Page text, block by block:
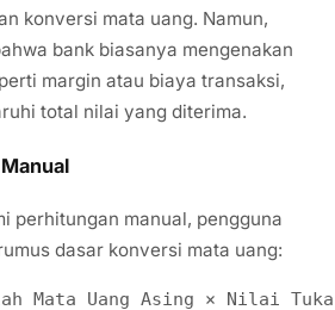
konversi mata uang. Namun,
bank biasanya mengenakan
margin atau biaya transaksi,
total nilai yang diterima.
perhitungan manual, pengguna
dasar konversi mata uang: